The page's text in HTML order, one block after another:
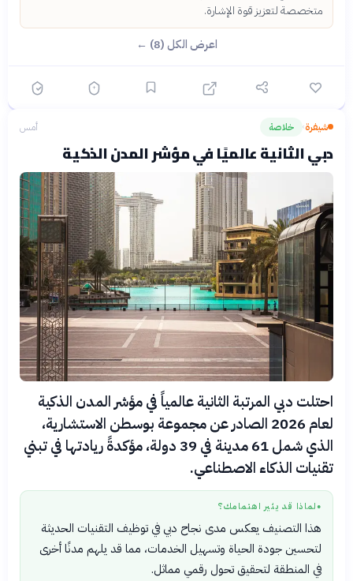
متخصصة لتعزيز قوة الإشارة.
اعرض الكل (8) ←
شيفرة› خلاصة أمس
دبي الثانية عالميًا في مؤشر المدن الذكية
احتلت دبي المرتبة الثانية عالمياً في مؤشر المدن الذكية
لعام 2026 الصادر عن مجموعة بوسطن الاستشارية،
الذي شمل 61 مدينة في 39 دولة، مؤكدةً ريادتها في تبني
تقنيات الذكاء الاصطناعي.
● لماذا قد يثير اهتمامك؟
هذا التصنيف يعكس مدى نجاح دبي في توظيف التقنيات الحديثة
لتحسين جودة الحياة وتسهيل الخدمات، مما قد يلهم مدنًا أخرى
في المنطقة لتحقيق تحول رقمي مماثل.